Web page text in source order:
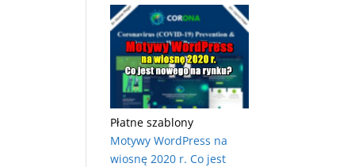
Płatne szablony
Motywy WordPress na
wiosnę 2020 r. Co jest